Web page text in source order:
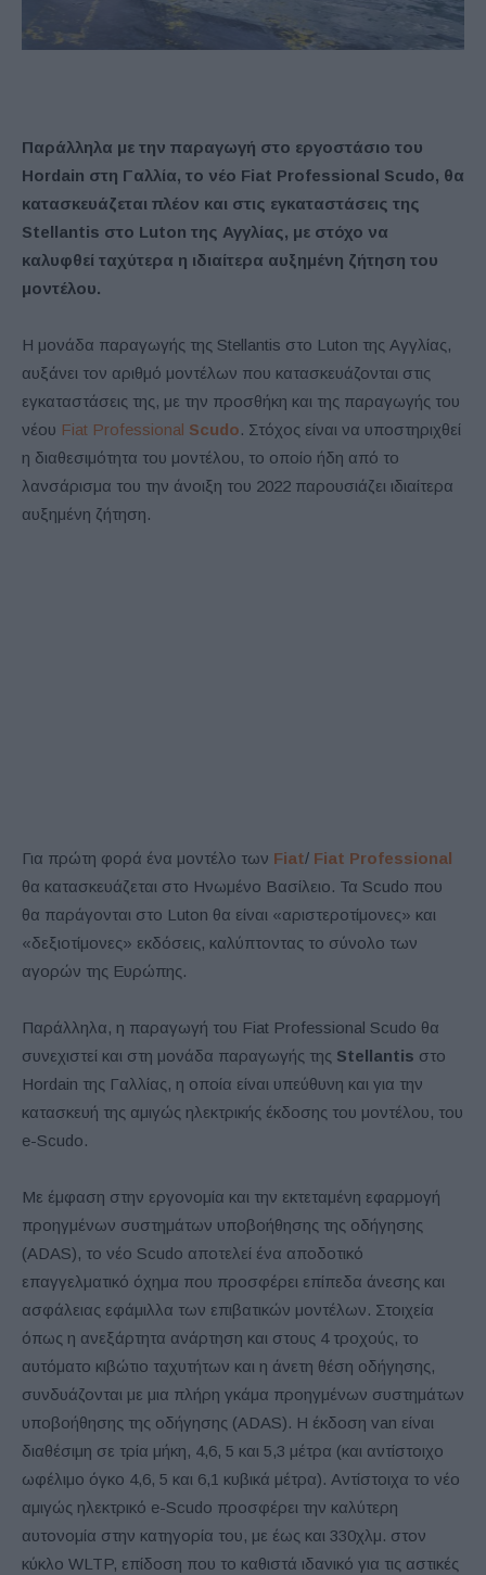
Παράλληλα με την παραγωγή στο εργοστάσιο του
Hordain στη Γαλλία, το νέο Fiat Professional Scudo, θα
κατασκευάζεται πλέον και στις εγκαταστάσεις της
Stellantis στο Luton της Αγγλίας, με στόχο να
καλυφθεί ταχύτερα η ιδιαίτερα αυξημένη ζήτηση του
μοντέλου.
Η μονάδα παραγωγής της Stellantis στο Luton της Αγγλίας,
αυξάνει τον αριθμό μοντέλων που κατασκευάζονται στις
εγκαταστάσεις της, με την προσθήκη και της παραγωγής του
νέου Fiat Professional Scudo. Στόχος είναι να υποστηριχθεί
η διαθεσιμότητα του μοντέλου, το οποίο ήδη από το
λανσάρισμα του την άνοιξη του 2022 παρουσιάζει ιδιαίτερα
αυξημένη ζήτηση.
Για πρώτη φορά ένα μοντέλο των Fiat/ Fiat Professional
θα κατασκευάζεται στο Ηνωμένο Βασίλειο. Τα Scudo που
θα παράγονται στο Luton θα είναι «αριστεροτίμονες» και
«δεξιοτίμονες» εκδόσεις, καλύπτοντας το σύνολο των
αγορών της Ευρώπης.
Παράλληλα, η παραγωγή του Fiat Professional Scudo θα
συνεχιστεί και στη μονάδα παραγωγής της Stellantis στο
Hordain της Γαλλίας, η οποία είναι υπεύθυνη και για την
κατασκευή της αμιγώς ηλεκτρικής έκδοσης του μοντέλου, του
e-Scudo.
Με έμφαση στην εργονομία και την εκτεταμένη εφαρμογή
προηγμένων συστημάτων υποβοήθησης της οδήγησης
(ADAS), το νέο Scudo αποτελεί ένα αποδοτικό
επαγγελματικό όχημα που προσφέρει επίπεδα άνεσης και
ασφάλειας εφάμιλλα των επιβατικών μοντέλων. Στοιχεία
όπως η ανεξάρτητα ανάρτηση και στους 4 τροχούς, το
αυτόματο κιβώτιο ταχυτήτων και η άνετη θέση οδήγησης,
συνδυάζονται με μια πλήρη γκάμα προηγμένων συστημάτων
υποβοήθησης της οδήγησης (ADAS). Η έκδοση van είναι
διαθέσιμη σε τρία μήκη, 4,6, 5 και 5,3 μέτρα (και αντίστοιχο
ωφέλιμο όγκο 4,6, 5 και 6,1 κυβικά μέτρα). Αντίστοιχα το νέο
αμιγώς ηλεκτρικό e-Scudo προσφέρει την καλύτερη
αυτονομία στην κατηγορία του, με έως και 330χλμ. στον
κύκλο WLTP, επίδοση που το καθιστά ιδανικό για τις αστικές